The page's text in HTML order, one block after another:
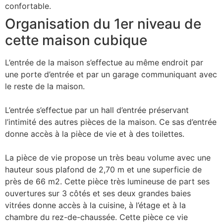
confortable.
Organisation du 1er niveau de
cette maison cubique
L’entrée de la maison s’effectue au même endroit par
une porte d’entrée et par un garage communiquant avec
le reste de la maison.
L’entrée s’effectue par un hall d’entrée préservant
l’intimité des autres pièces de la maison. Ce sas d’entrée
donne accès à la pièce de vie et à des toilettes.
La pièce de vie propose un très beau volume avec une
hauteur sous plafond de 2,70 m et une superficie de
près de 66 m2. Cette pièce très lumineuse de part ses
ouvertures sur 3 côtés et ses deux grandes baies
vitrées donne accès à la cuisine, à l’étage et à la
chambre du rez-de-chaussée. Cette pièce ce vie